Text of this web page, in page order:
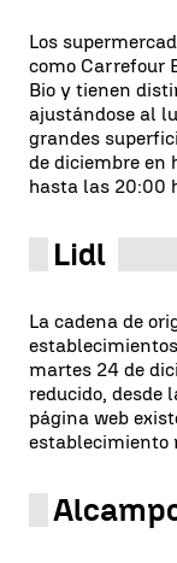
Los
como Carrefour
Bio y tienen
ajustándose al
grandes
de diciembre en
hasta las 20:00
Lidl
La cadena de
martes 24 de
reducido, desde
página web
establecimiento